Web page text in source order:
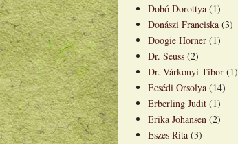
Dobó Dorottya (1)
Donászi Franciska (3)
Doogie Horner (1)
Dr. Seuss (2)
Dr. Várkonyi Tibor (1)
Ecsédi Orsolya (14)
Erberling Judit (1)
Erika Johansen (2)
Eszes Rita (3)